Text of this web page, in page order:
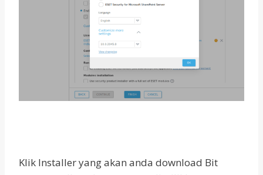
Klik Installer yang akan anda download Bit